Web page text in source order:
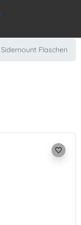
Sidemount Flaschen
favorite_border